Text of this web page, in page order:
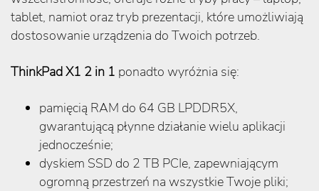
tablet, namiot oraz tryb prezentacji, które umożliwiają
dostosowanie urządzenia do Twoich potrzeb.
ThinkPad X1 2 in 1 ponadto wyróżnia się:
pamięcią RAM do 64 GB LPDDR5X,
gwarantującą płynne działanie wielu aplikacji
jednocześnie;
dyskiem SSD do 2 TB PCIe, zapewniającym
ogromną przestrzeń na wszystkie Twoje pliki;